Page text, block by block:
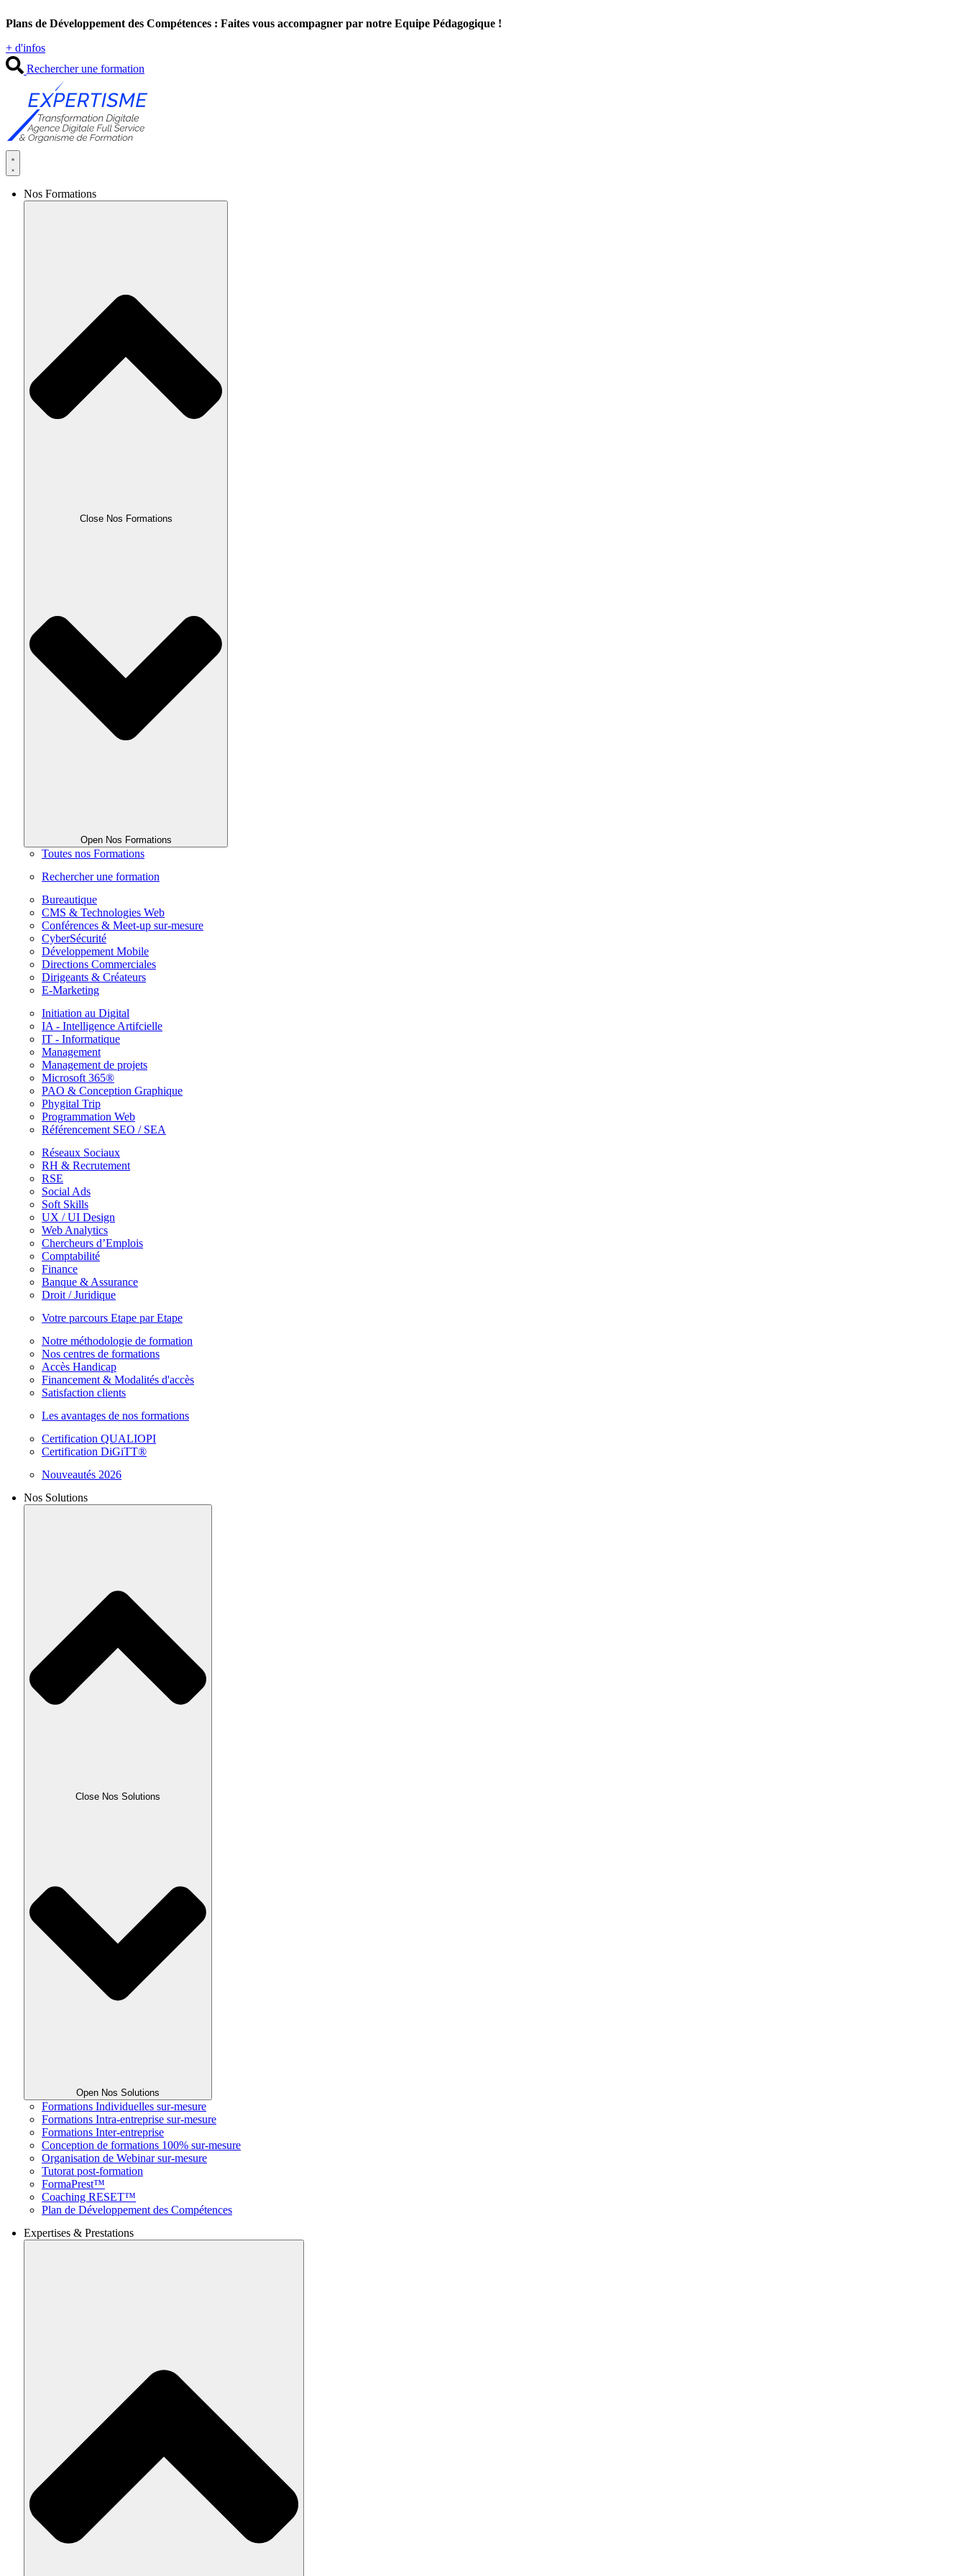
au
Plans de Développement des Compétences : Faites vous accompagner par notre Equipe Pédagogique !
+ d'infos
Rechercher une formation
Nos Formations
Close Nos Formations
Open Nos Formations
Toutes nos Formations
Rechercher une formation
Bureautique
CMS & Technologies Web
Conférences & Meet-up sur-mesure
CyberSécurité
Développement Mobile
Directions Commerciales
Dirigeants & Créateurs
E-Marketing
Initiation au Digital
IA - Intelligence Artifcielle
IT - Informatique
Management
Management de projets
Microsoft 365®
PAO & Conception Graphique
Phygital Trip
Programmation Web
Référencement SEO / SEA
Réseaux Sociaux
RH & Recrutement
RSE
Social Ads
Soft Skills
UX / UI Design
Web Analytics
Chercheurs d’Emplois
Comptabilité
Finance
Banque & Assurance
Droit / Juridique
Votre parcours Etape par Etape
Notre méthodologie de formation
Nos centres de formations
Accès Handicap
Financement & Modalités d'accès
Satisfaction clients
Les avantages de nos formations
Certification QUALIOPI
Certification DiGiTT®
Nouveautés 2026
Nos Solutions
Close Nos Solutions
Open Nos Solutions
Formations Individuelles sur-mesure
Formations Intra-entreprise sur-mesure
Formations Inter-entreprise
Conception de formations 100% sur-mesure
Organisation de Webinar sur-mesure
Tutorat post-formation
FormaPrest™
Coaching RESET™
Plan de Développement des Compétences
Expertises & Prestations